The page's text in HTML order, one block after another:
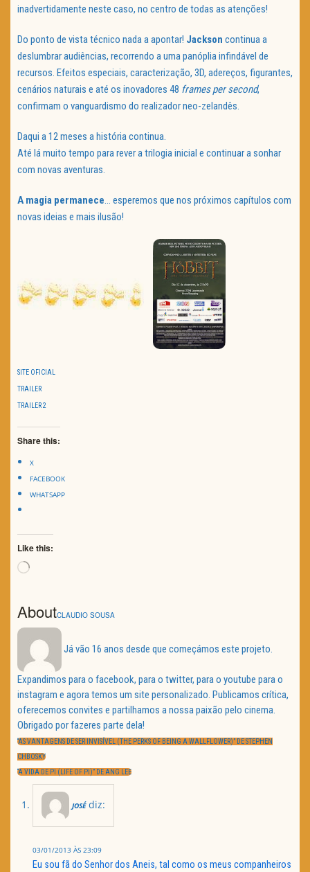
inadvertidamente neste caso, no centro de todas as atenções!
Do ponto de vista técnico nada a apontar! Jackson continua a
deslumbrar audiências, recorrendo a uma panóplia infindável de
recursos. Efeitos especiais, caracterização, 3D, adereços, figurantes,
cenários naturais e até os inovadores 48 frames per second,
confirmam o vanguardismo do realizador neo-zelandês.
Daqui a 12 meses a história continua.
Até lá muito tempo para rever a trilogia inicial e continuar a sonhar
com novas aventuras.
A magia permanece… esperemos que nos próximos capítulos com
novas ideias e mais ilusão!
SITE OFICIAL
TRAILER
TRAILER 2
Share this:
X
FACEBOOK
WHATSAPP
Like this:
Loading…
AboutCLAUDIO SOUSA
Já vão 16 anos desde que começámos este projeto.
Expandimos para o facebook, para o twitter, para o youtube para o
instagram e agora temos um site personalizado. Publicamos crítica,
oferecemos convites e partilhamos a nossa paixão pelo cinema.
Obrigado por fazeres parte dela!
Navegação
de
artigos
PREVIOUS
“AS VANTAGENS DE SER INVISÍVEL (THE PERKS OF BEING A WALLFLOWER)” DE STEPHEN
CHBOSKY
NEXT
“A VIDA DE PI (LIFE OF PI)” DE ANG LEE
JOSÉ diz:
03/01/2013 ÀS 23:09
Eu sou fã do Senhor dos Aneis, tal como os meus companheiros